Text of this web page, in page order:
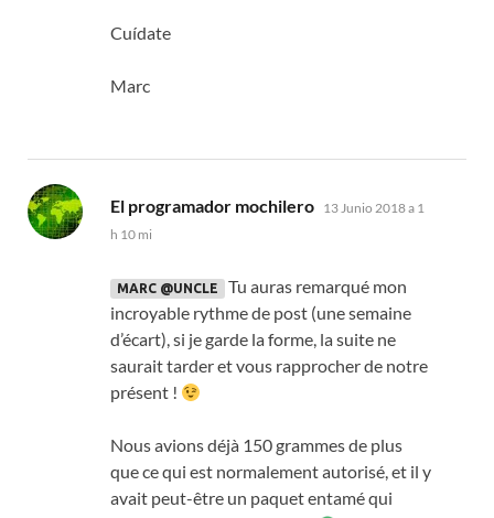
Cuídate
Marc
El programador mochilero dice:
13 Junio 2018 a 1
h 10 mi
MARC @UNCLE
Tu auras remarqué mon
incroyable rythme de post (une semaine
d’écart),si je garde la forme, la suite ne
saurait tarder et vous rapprocher de notre
présent !
Nous avions déjà 150grammes de plus
que ce qui est normalement autorisé,et il y
avait peut-être un paquet entamé qui